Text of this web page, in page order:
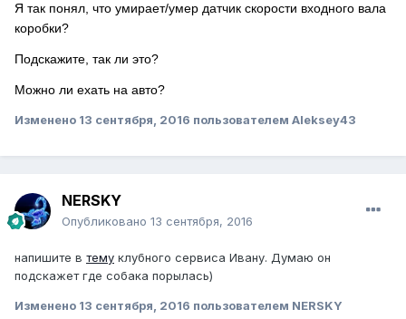
Я так понял, что умирает/умер датчик скорости входного вала
коробки?
Подскажите, так ли это?
Можно ли ехать на авто?
Изменено 13 сентября, 2016 пользователем Aleksey43
NERSKY
Опубликовано 13 сентября, 2016
напишите в тему клубного сервиса Ивану. Думаю он
подскажет где собака порылась)
Изменено 13 сентября, 2016 пользователем NERSKY